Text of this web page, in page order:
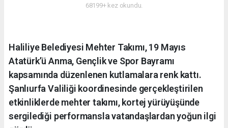
68199+ kez okundu.
Haliliye Belediyesi Mehter Takımı, 19 Mayıs
Atatürk’ü Anma, Gençlik ve Spor Bayramı
kapsamında düzenlenen kutlamalara renk kattı.
Şanlıurfa Valiliği koordinesinde gerçekleştirilen
etkinliklerde mehter takımı, kortej yürüyüşünde
sergilediği performansla vatandaşlardan yoğun ilgi